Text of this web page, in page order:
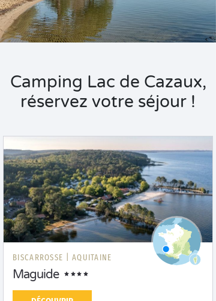
Camping Lac de Cazaux,
réservez votre séjour !
BISCARROSSE | AQUITAINE
Maguide